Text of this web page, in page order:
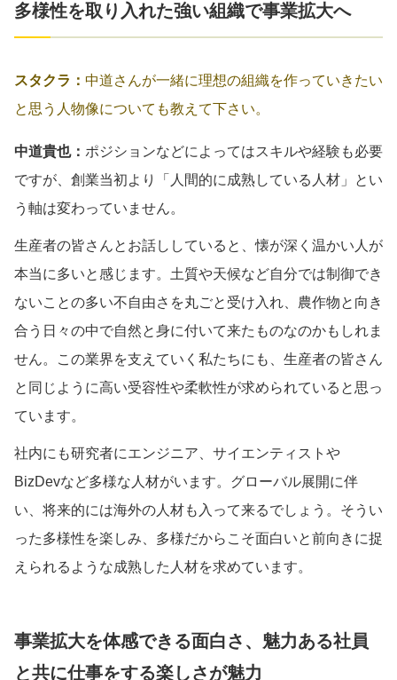
多様性を取り入れた強い組織で事業拡大へ
スタクラ： 中道さんが一緒に理想の組織を作っていきたい
と思う人物像についても教えて下さい。
中道貴也： ポジションなどによってはスキルや経験も必要
ですが、創業当初より「人間的に成熟している人材」とい
う軸は変わっていません。
生産者の皆さんとお話ししていると、懐が深く温かい人が
本当に多いと感じます。土質や天候など自分では制御でき
ないことの多い不自由さを丸ごと受け入れ、農作物と向き
合う日々の中で自然と身に付いて来たものなのかもしれま
せん。この業界を支えていく私たちにも、生産者の皆さん
と同じように高い受容性や柔軟性が求められていると思っ
ています。
社内にも研究者にエンジニア、サイエンティストや
BizDevなど多様な人材がいます。グローバル展開に伴
い、将来的には海外の人材も入って来るでしょう。そうい
った多様性を楽しみ、多様だからこそ面白いと前向きに捉
えられるような成熟した人材を求めています。
事業拡大を体感できる面白さ、魅力ある社員
と共に仕事をする楽しさが魅力